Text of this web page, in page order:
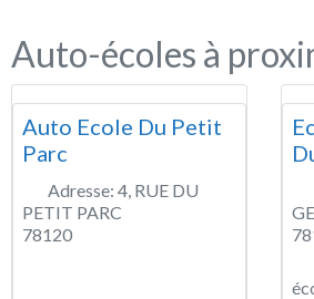
Auto-écoles à
Auto Ecole Du Petit
Parc
Adresse: 4, RUE DU
PETIT PARC
78120